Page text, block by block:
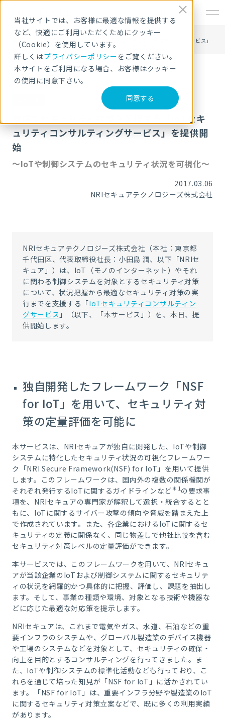
当社サイトでは、お客様に最適な情報を提供する
など、快適にご利用いただくためにクッキー
（Cookie）を使用しています。
詳しくはプライバシーポリシーをご覧ください。
本サイトをご利用になる場合、お客様はクッキー
の使用に同意下さい。
同意する
HOME
ニュース・トピックス
最適なセキュリティ対策を実現する「IoTセキュリティコンサルティングサービス」
を提供開始～IoTや制御システムのセキュリティ状況を可視化～
最適なセキュリティ対策を実現する「IoTセキ
ュリティコンサルティングサービス」を提供開
始
～IoTや制御システムのセキュリティ状況を可視化～
2017.03.06
NRIセキュアテクノロジーズ株式会社
NRIセキュアテクノロジーズ株式会社（本社：東京都
千代田区、代表取締役社長：小田島 潤、以下「NRIセ
キュア」）は、IoT（モノのインターネット）やそれ
に関わる制御システムを対象とするセキュリティ対策
について、状況把握から最適なセキュリティ対策の実
行までを支援する「IoTセキュリティコンサルティン
グサービス 」（以下、「本サービス」）を、本日、提
供開始します。
独自開発したフレームワーク「NSF
for IoT」を用いて、セキュリティ対
策の定量評価を可能に
本サービスは、NRIセキュアが独自に開発した、IoTや制御
システムに特化したセキュリティ状況の可視化フレームワー
ク「NRI Secure Framework(NSF) for IoT」を用いて提供
します。このフレームワークは、国内外の複数の関係機関が
それぞれ発行するIoTに関するガイドラインなど ＊1の要求事
項を、NRIセキュアの専門家が解釈して選択・統合するとと
もに、IoTに関するサイバー攻撃の傾向や脅威を踏まえた上
で作成されています。また、各企業におけるIoTに関するセ
キュリティの定義に関係なく、同じ物差しで他社比較を含む
セキュリティ対策レベルの定量評価ができます。
本サービスでは、このフレームワークを用いて、NRIセキュ
アが当該企業のIoTおよび制御システムに関するセキュリテ
ィの状況を網羅的かつ具体的に把握、評価し、課題を抽出し
ます。そして、事業の種類や環境、対象となる技術や機器な
どに応じた最適な対応策を提示します。
NRIセキュアは、これまで電気やガス、水道、石油などの重
要インフラのシステムや、グローバル製造業のデバイス機器
や工場のシステムなどを対象として、セキュリティの確保・
向上を目的とするコンサルティングを行ってきました。ま
た、IoTや制御システムの標準化活動なども行っており、こ
れらを通じて培った知見が「NSF for IoT」に活かされてい
ます。「NSF for IoT」は、重要インフラ分野や製造業のIoT
に関するセキュリティ対策立案などで、既に多くの利用実績
があります。